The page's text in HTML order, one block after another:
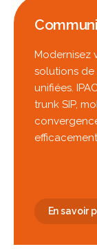
Modernisez
solutions
unifiées.
trunk SIP,
En savoir